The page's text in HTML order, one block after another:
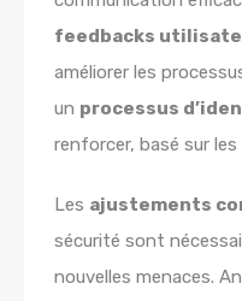
feedbacks
améliorer les
un processus
renforcer, basé sur
Les ajustements
sécurité sont
nouvelles menaces.